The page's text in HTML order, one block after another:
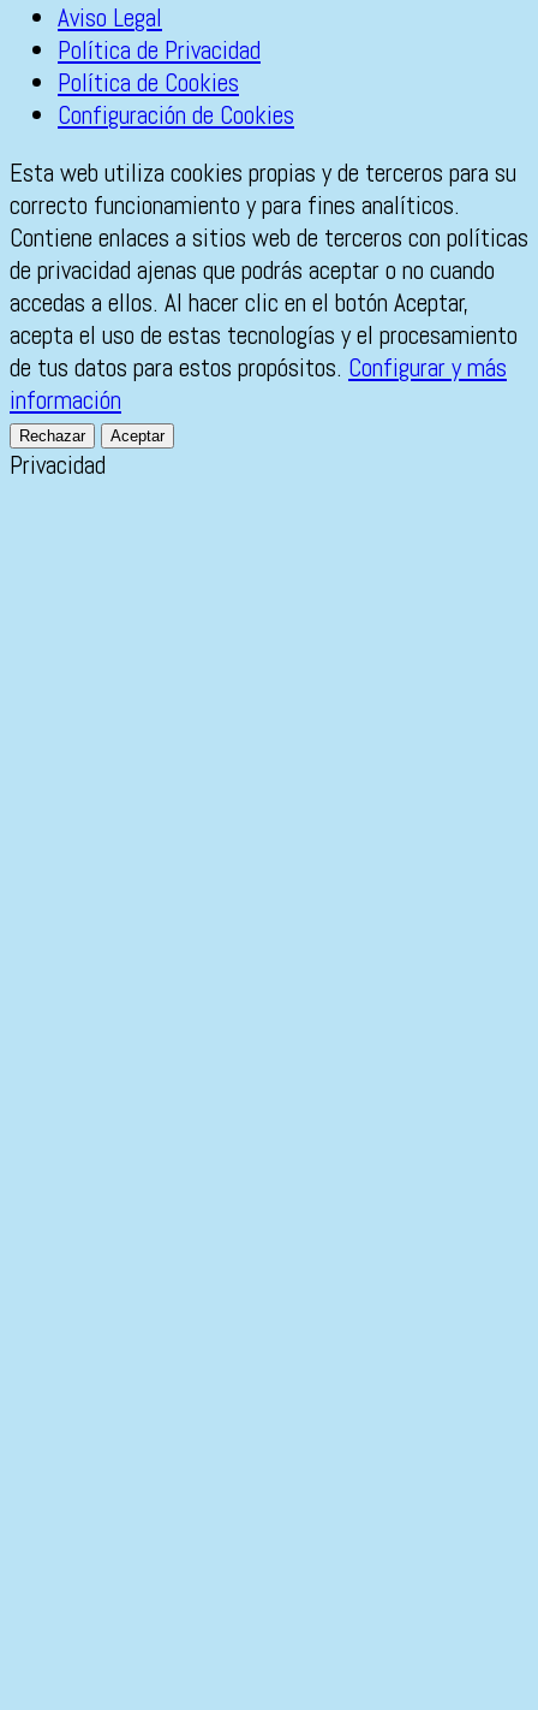
Aviso Legal
Política de Privacidad
Política de Cookies
Configuración de Cookies
Esta web utiliza cookies propias y de terceros para su
correcto funcionamiento y para fines analíticos.
Contiene enlaces a sitios web de terceros con políticas
de privacidad ajenas que podrás aceptar o no cuando
accedas a ellos. Al hacer clic en el botón Aceptar,
acepta el uso de estas tecnologías y el procesamiento
de tus datos para estos propósitos. Configurar y más
información
Rechazar Aceptar
Privacidad